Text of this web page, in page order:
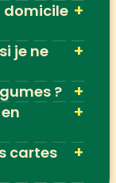
domicile +
je ne
+
? +
+
cartes
+